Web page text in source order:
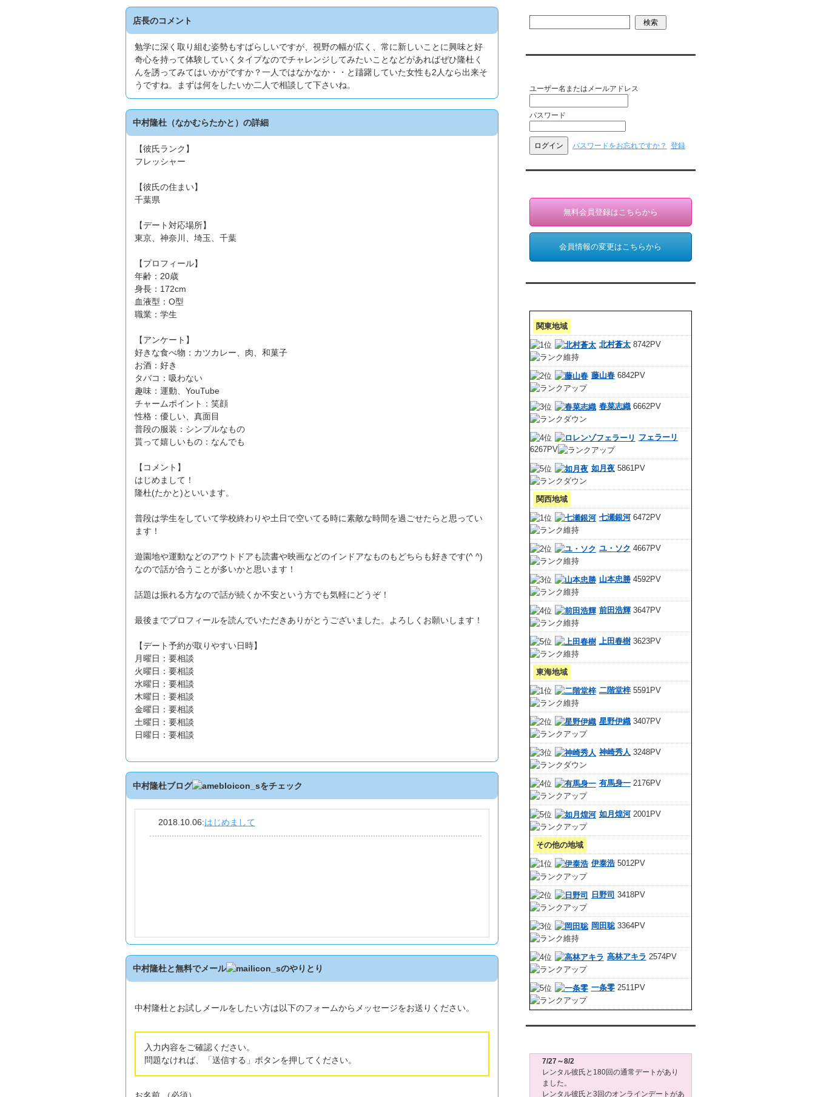
店長のコメント
勉学に深く取り組む姿勢もすばらしいですが、視野の幅が広く、常に新しいことに興味と好
奇心を持って体験していくタイプなのでチャレンジしてみたいことなどがあればぜひ隆杜く
んを誘ってみてはいかがですか？一人ではなかなか・・と躊躇していた女性も2人なら出来そ
うですね。まずは何をしたいか二人で相談して下さいね。
中村隆杜（なかむらたかと）の詳細
【彼氏ランク】
フレッシャー
【彼氏の住まい】
千葉県
【デート対応場所】
東京、神奈川、埼玉、千葉
【プロフィール】
年齢：20歳
身長：172cm
血液型：O型
職業：学生
【アンケート】
好きな食べ物：カツカレー、肉、和菓子
お酒：好き
タバコ：吸わない
趣味：運動、YouTube
チャームポイント：笑顔
性格：優しい、真面目
普段の服装：シンプルなもの
貰って嬉しいもの：なんでも
【コメント】
はじめまして！
隆杜(たかと)といいます。
普段は学生をしていて学校終わりや土日で空いてる時に素敵な時間を過ごせたらと思ってい
ます！
遊園地や運動などのアウトドアも読書や映画などのインドアなものもどちらも好きです(^ ^)
なので話が合うことが多いかと思います！
話題は振れる方なので話が続くか不安という方でも気軽にどうぞ！
最後までプロフィールを読んでいただきありがとうございました。よろしくお願いします！
【デート予約が取りやすい日時】
月曜日：要相談
火曜日：要相談
水曜日：要相談
木曜日：要相談
金曜日：要相談
土曜日：要相談
日曜日：要相談
中村隆杜ブログ をチェック
2018.10.06:はじめまして
中村隆杜と無料でメール のやりとり
中村隆杜とお試しメールをしたい方は以下のフォームからメッセージをお送りください。
入力内容をご確認ください。
問題なければ、「送信する」ボタンを押してください。
お名前 （必須）
ユーザー名またはメールアドレス
パスワード
パスワードをお忘れですか？ 登録
無料会員登録はこちらから
会員情報の変更はこちらから
関東地域
北村蒼太8742PV
藤山春6842PV
春菜志織6662PV
フェラーリ
6267PV
如月夜5861PV
関西地域
七瀬銀河6472PV
ユ・ソク 4667PV
山本忠勝4592PV
前田浩輝3647PV
上田春樹3623PV
東海地域
二階堂梓5591PV
星野伊織3407PV
神崎秀人 3248PV
有馬身一2176PV
如月煌河2001PV
その他の地域
伊泰浩5012PV
日野司 3418PV
岡田聡3364PV
高林アキラ 2574PV
一条零2511PV
7/27～8/2
レンタル彼氏と180回の通常デートがあり
ました。
レンタル彼氏と3回のオンラインデートがあ